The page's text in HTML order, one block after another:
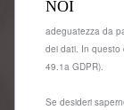
NOI
Europeo (SEE)
adeguatezza da
dei dati. In questo
49.1a GDPR).
Se desideri